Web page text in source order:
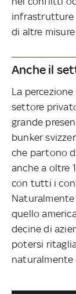
infrastrutture
di altre
Anche il
La
settore
grande
bunker
che partono
anche a oltre
con tutti i
quello
decine di
potersi
naturalmente